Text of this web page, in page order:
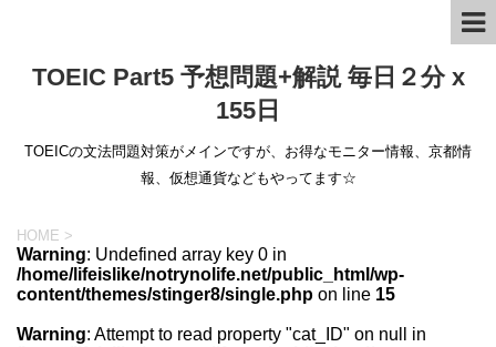
TOEIC Part5 予想問題+解説 毎日２分 x
155日
TOEICの文法問題対策がメインですが、お得なモニター情報、京都情
報、仮想通貨などもやってます☆
HOME >
Warning: Undefined array key 0 in
/home/lifeislike/notrynolife.net/public_html/wp-
content/themes/stinger8/single.php on line 15
Warning: Attempt to read property "cat_ID" on null in